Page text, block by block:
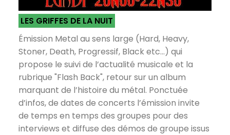
LES GRIFFES DE LA NUIT
Émission Metal au sens large (Hard, Heavy,
Stoner, Death, Progressif, Black etc...) qui
propose le suivi de l’actualité musicale et la
rubrique "Flash Back", retour sur un album
marquant de l’histoire du métal. Ponctuée
d’infos, de dates de concerts l’émission invite
de temps en temps des groupes pour des
interviews et diffuse des démos de groupe issus